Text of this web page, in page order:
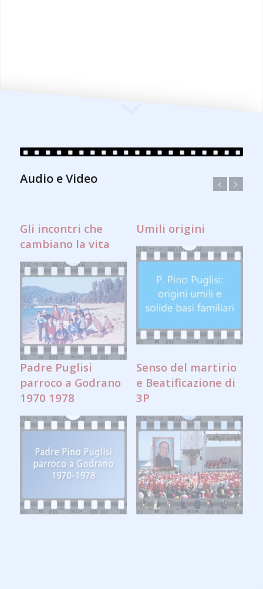
Audio e Video
Gli incontri che
cambiano la vita
Umili origini
Padre Puglisi
parroco a Godrano
1970 1978
Senso del martirio
e Beatificazione di
3P